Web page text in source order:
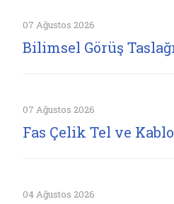
07 Ağustos 2026
Bilimsel Görüş
07 Ağustos 2026
Fas Çelik Tel ve
04 Ağustos 2026